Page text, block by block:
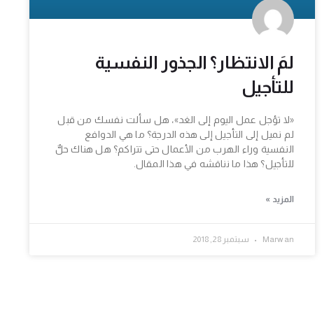
لمَ الانتظار؟ الجذور النفسية
للتأجيل
«لا تؤجل عمل اليوم إلى الغد»، هل سألت نفسك من قبل
لم نميل إلى التأجيل إلى هذه الدرجة؟ ما هي الدوافع
النفسية وراء الهرب من الأعمال حتى تتراكم؟ هل هناك حلٌّ
للتأجيل؟ هذا ما نناقشه في هذا المقال.
المزيد »
Marwan سبتمبر 28, 2018